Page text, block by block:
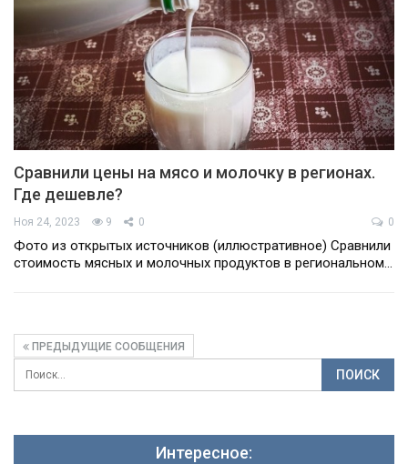
Сравнили цены на мясо и молочку в регионах.
Где дешевле?
Ноя 24, 2023 9 0 0
Фото из открытых источников (иллюстративное) Сравнили
стоимость мясных и молочных продуктов в региональном…
ПРЕДЫДУЩИЕ СООБЩЕНИЯ
Интересное: